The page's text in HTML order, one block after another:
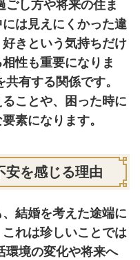
ごし方や将来の住ま
は見えにくかった違
きという気持ちだけ
性も重要になりま
有する関係です。
ことや、困った時に
素になります。
安を感じる理由
結婚を考えた途端に
れは珍しいことでは
環境の変化や将来へ